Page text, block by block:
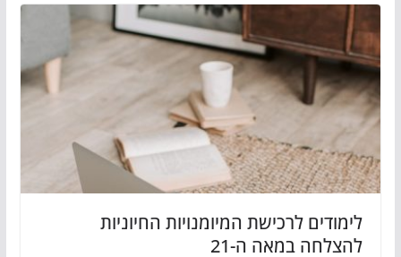
לימודים לרכישת המיומנויות החיוניות
להצלחה במאה ה-21